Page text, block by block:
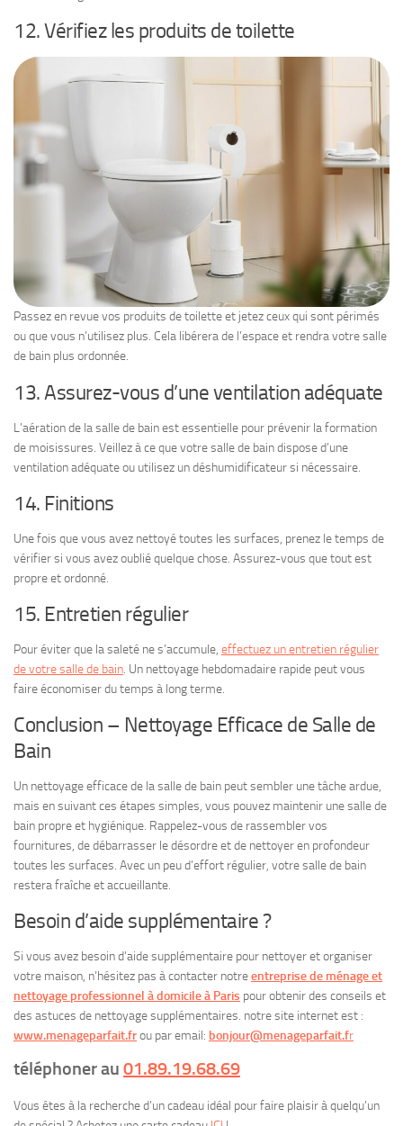
12. Vérifiez les produits de toilette
Passez en revue vos produits de toilette et jetez ceux qui sont périmés
ou que vous n’utilisez plus. Cela libérera de l’espace et rendra votre salle
de bain plus ordonnée.
13. Assurez-vous d’une ventilation adéquate
L’aération de la salle de bain est essentielle pour prévenir la formation
de moisissures. Veillez à ce que votre salle de bain dispose d’une
ventilation adéquate ou utilisez un déshumidificateur si nécessaire.
14. Finitions
Une fois que vous avez nettoyé toutes les surfaces, prenez le temps de
vérifier si vous avez oublié quelque chose. Assurez-vous que tout est
propre et ordonné.
15. Entretien régulier
Pour éviter que la saleté ne s’accumule, effectuez un entretien régulier
de votre salle de bain. Un nettoyage hebdomadaire rapide peut vous
faire économiser du temps à long terme.
Conclusion – Nettoyage Efficace de Salle de
Bain
Un nettoyage efficace de la salle de bain peut sembler une tâche ardue,
mais en suivant ces étapes simples, vous pouvez maintenir une salle de
bain propre et hygiénique. Rappelez-vous de rassembler vos
fournitures, de débarrasser le désordre et de nettoyer en profondeur
toutes les surfaces. Avec un peu d’effort régulier, votre salle de bain
restera fraîche et accueillante.
Besoin d’aide supplémentaire ?
Si vous avez besoin d’aide supplémentaire pour nettoyer et organiser
votre maison, n’hésitez pas à contacter notreentreprise de ménage et
nettoyage professionnel à domicile à Paris pour obtenir des conseils et
des astuces de nettoyage supplémentaires. notre site internet est :
www.menageparfait.frou par email: bonjour@menageparfait.fr
téléphoner au 01.89.19.68.69
Vous êtes à la recherche d’un cadeau idéal pour faire plaisir à quelqu’un